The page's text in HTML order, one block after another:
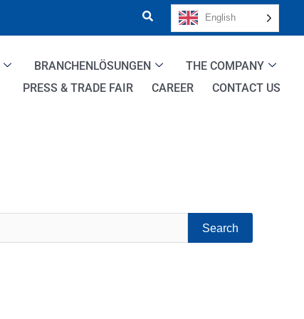
English
BRANCHENLÖSUNGEN
THE COMPANY
PRESS & TRADE FAIR
CAREER CONTACT US